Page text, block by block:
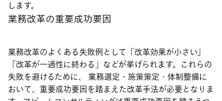
します。
業務改革の重要成功要因
業務改革のよくある失敗例として「改革効果が小さい」
「改革が一過性に終わる」などが挙げられます。これらの
失敗を避けるために、 業務選定・施策策定・体制整備に
おいて、重要成功要因を踏まえた改革手法が必要となりま